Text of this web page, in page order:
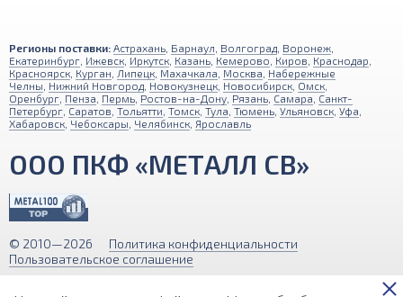
Регионы поставки: Астрахань Барнаул Волгоград Воронеж
Екатеринбург Ижевск Иркутск Казань Кемерово Киров Краснодар
Красноярск Курган Липецк Махачкала Москва Набережные
Челны Нижний Новгород Новокузнецк Новосибирск Омск
Оренбург Пенза Пермь Ростов-на-Дону Рязань Самара Санкт-
Петербург Саратов Тольятти Томск Тула Тюмень Ульяновск Уфа
Хабаровск Чебоксары Челябинск Ярославль
ООО ПКФ «МЕТАЛЛ СВ»
© 2010—2026
Политика конфиденциальности
Пользовательское соглашение